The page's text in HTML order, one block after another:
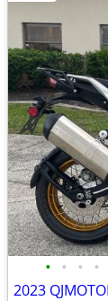
• • • •